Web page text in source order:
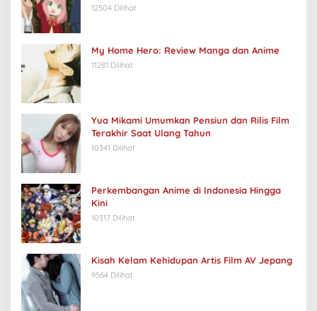
12504 Dilihat
My Home Hero: Review Manga dan Anime
11281 Dilihat
Yua Mikami Umumkan Pensiun dan Rilis Film
Terakhir Saat Ulang Tahun
10341 Dilihat
Perkembangan Anime di Indonesia Hingga
Kini
10317 Dilihat
Kisah Kelam Kehidupan Artis Film AV Jepang
9564 Dilihat